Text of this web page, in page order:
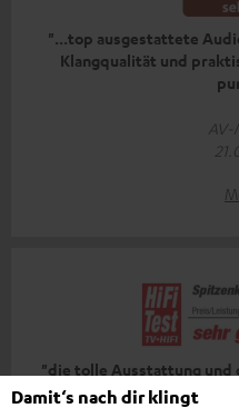
"...top ausgestattete
Klangqualität und
AV-
"die tolle Ausstattung und
Set L zu einem
Damit‘s nach dir klingt